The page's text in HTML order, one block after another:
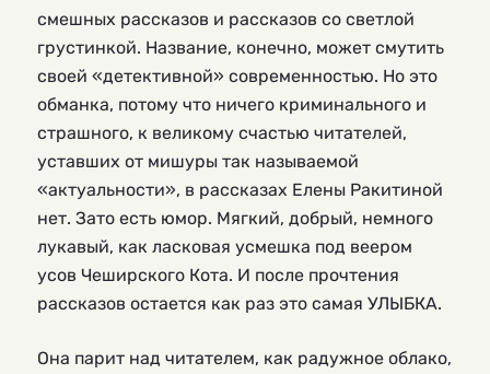
смешных рассказов и рассказов со светлой
грустинкой. Название, конечно, может смутить
своей «детективной» современностью. Но это
обманка, потому что ничего криминального и
страшного, к великому счастью читателей,
уставших от мишуры так называемой
«актуальности», в рассказах Елены Ракитиной
нет. Зато есть юмор. Мягкий, добрый, немного
лукавый, как ласковая усмешка под веером
усов Чеширского Кота. И после прочтения
рассказов остается как раз это самая УЛЫБКА.
Она парит над читателем, как радужное облако,